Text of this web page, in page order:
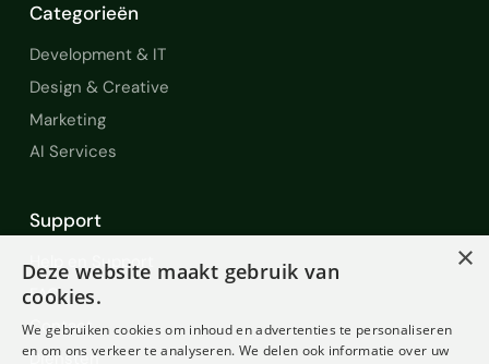
Categorieën
Development & IT
Design & Creative
Marketing
AI Services
Support
Help en Support
FAQ
Contact
Diensten
×
Deze website maakt gebruik van
cookies.
We gebruiken cookies om inhoud en advertenties te personaliseren
en om ons verkeer te analyseren. We delen ook informatie over uw